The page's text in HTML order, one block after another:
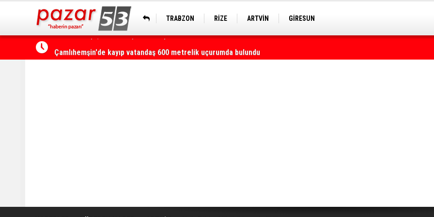
TRABZON RİZE ARTVİN GİRESUN
Çamlıhemşin'de kayıp vatandaş 600 metrelik uçurumda bulundu